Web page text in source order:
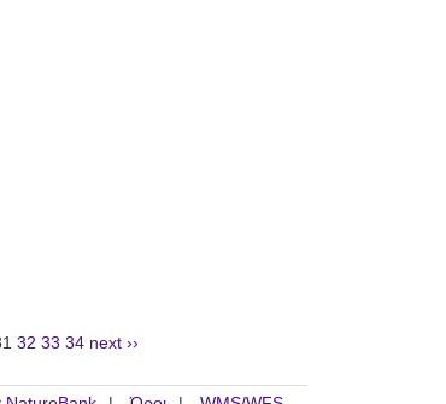
32 33 34 next ››